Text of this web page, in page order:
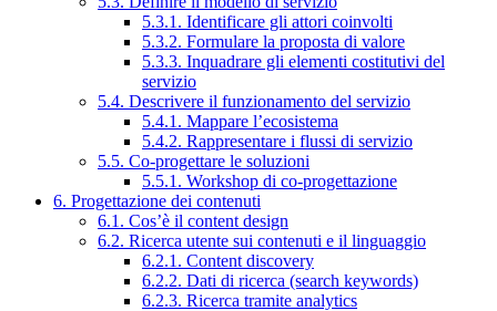
5.3.1. Identificare gli attori coinvolti
5.3.2. Formulare la proposta di valore
5.3.3. Inquadrare gli elementi costitutivi del
servizio
5.4. Descrivere il funzionamento del servizio
5.4.1. Mappare l’ecosistema
5.4.2. Rappresentare i flussi di servizio
5.5. Co-progettare le soluzioni
5.5.1. Workshop di co-progettazione
6. Progettazione dei contenuti
6.1. Cos’è il content design
6.2. Ricerca utente sui contenuti e il linguaggio
6.2.1. Content discovery
6.2.2. Dati di ricerca (search keywords)
6.2.3. Ricerca tramite analytics